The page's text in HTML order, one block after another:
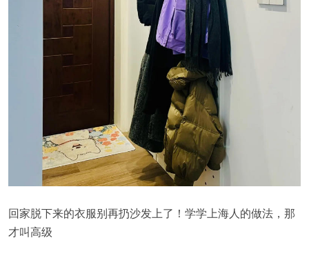
回家脱下来的衣服别再扔沙发上了！学学上海人的做法，那
才叫高级